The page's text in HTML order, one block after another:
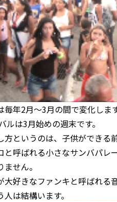
年2月〜3月の間で変化します
は3月始めの週末です。
方というのは、子供ができる
と呼ばれる小さなサンバパ
せん。
好きなファンキと呼ばれる
は結構います。